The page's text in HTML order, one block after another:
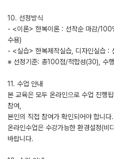
10. 선정방식
- <이론> 한복이론 : 선착순 마감/
수용)
- <실습> 한복제작실습, 디자인실습 :
※ 선정기준: 총100점/적합성(30), 수
11. 수업 안내
본 교육은 모두 온라인으로 수업 진행
참여,
본인의 직접 참여가 확인되어야 합니다.
온라인수업은 수강가능한 환경설정(비
바랍니다.